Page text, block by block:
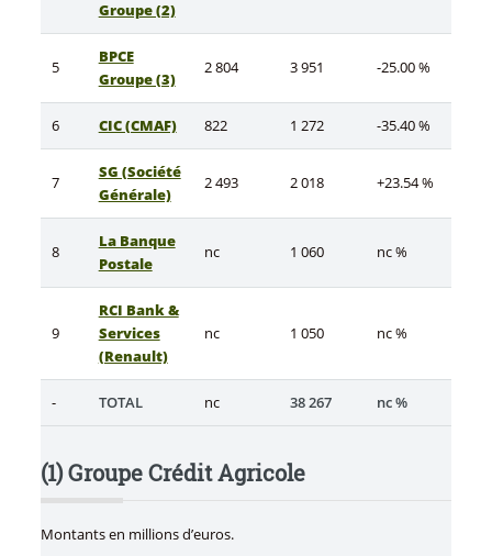
Groupe (2)
5
BPCE
Groupe (3)
2 804 3 951 -25.00 %
6 CIC (CMAF) 822 1 272 -35.40 %
7
SG (Société
Générale)
2 493 2 018 +23.54 %
8
La Banque
Postale
nc 1 060 nc %
9
RCI Bank &
Services
(Renault)
nc 1 050 nc %
- TOTAL nc 38 267 nc %
(1) Groupe Crédit Agricole
Montants en millions d’euros.